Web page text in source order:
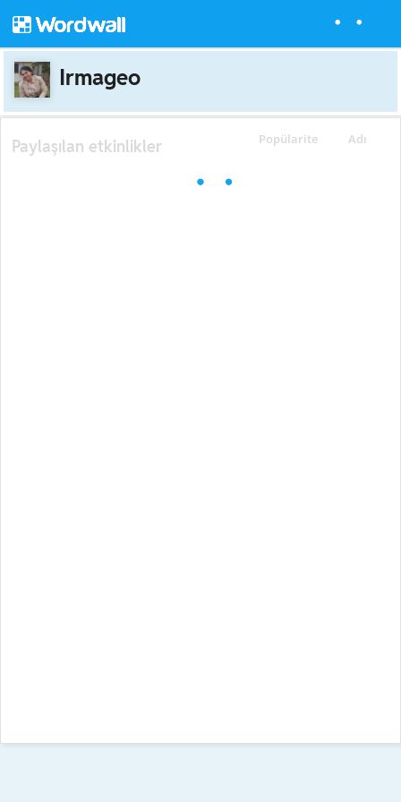
Irmageo
Popülarite Adı
Paylaşılan etkinlikler